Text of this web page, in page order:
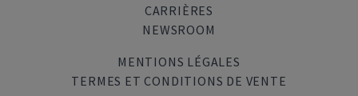
CARRIÈRES
NEWSROOM
MENTIONS LÉGALES
TERMES ET CONDITIONS DE VENTE